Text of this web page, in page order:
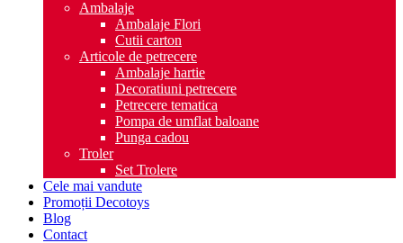
Ambalaje
Ambalaje Flori
Cutii carton
Articole de petrecere
Ambalaje hartie
Decoratiuni petrecere
Petrecere tematica
Pompa de umflat baloane
Punga cadou
Troler
Set Trolere
Cele mai vandute
Promoții Decotoys
Blog
Contact